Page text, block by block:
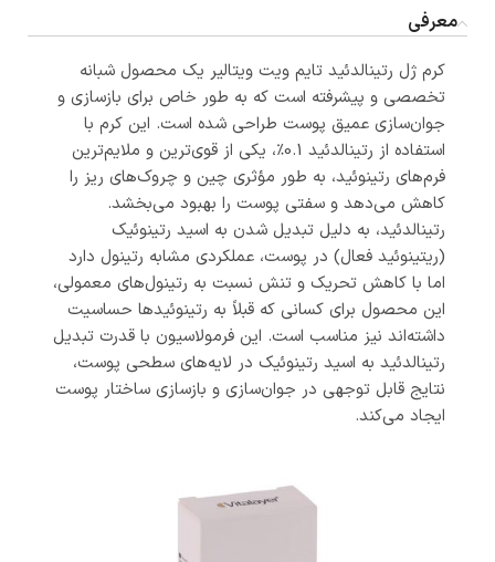
معرفی
کرم ژل رتینالدئید تایم ویت ویتالیر یک محصول شبانه
تخصصی و پیشرفته است که به طور خاص برای بازسازی و
جوان‌سازی عمیق پوست طراحی شده است. این کرم با
استفاده از رتینالدئید 0.1٪، یکی از قوی‌ترین و ملایم‌ترین
فرم‌های رتینوئید، به طور مؤثری چین و چروک‌های ریز را
کاهش می‌دهد و سفتی پوست را بهبود می‌بخشد.
رتینالدئید، به دلیل تبدیل شدن به اسید رتینوئیک
(ریتینوئید فعال) در پوست، عملکردی مشابه رتینول دارد
اما با کاهش تحریک و تنش نسبت به رتینول‌های معمولی،
این محصول برای کسانی که قبلاً به رتینوئیدها حساسیت
داشته‌اند نیز مناسب است. این فرمولاسیون با قدرت تبدیل
رتینالدئید به اسید رتینوئیک در لایه‌های سطحی پوست،
نتایج قابل توجهی در جوان‌سازی و بازسازی ساختار پوست
ایجاد می‌کند.